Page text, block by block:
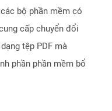
bộ phần mềm có
cấp chuyển đổi
tệp PDF mà
phần phần mềm bổ